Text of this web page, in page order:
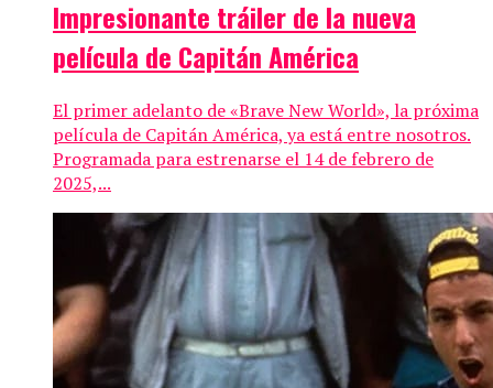
Impresionante tráiler de la nueva
película de Capitán América
El primer adelanto de «Brave New World», la próxima
película de Capitán América, ya está entre nosotros.
Programada para estrenarse el 14 de febrero de
2025,...